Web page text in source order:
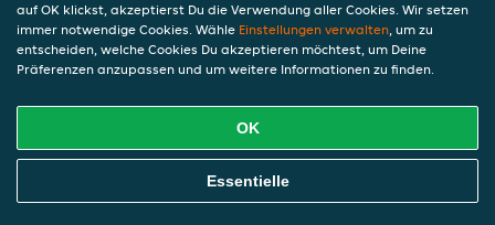
auf OK klickst, akzeptierst Du die Verwendung aller Cookies. Wir setzen
immer notwendige Cookies. Wähle Einstellungen verwalten, um zu
entscheiden, welche Cookies Du akzeptieren möchtest, um Deine
Präferenzen anzupassen und um weitere Informationen zu finden.
OK
Essentielle